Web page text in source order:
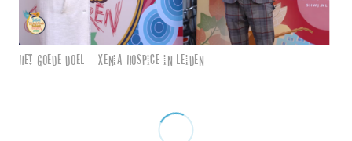
Het goede doel – Xenia Hospice in Leiden